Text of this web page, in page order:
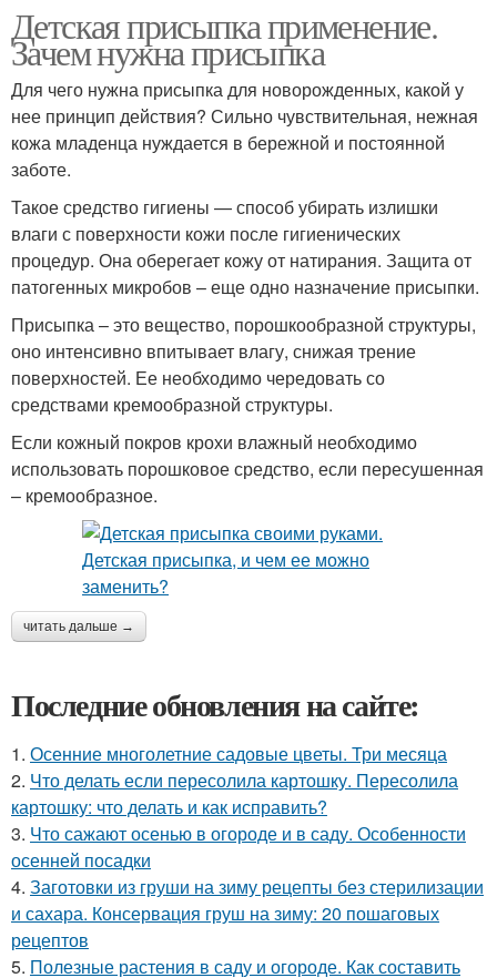
Детская присыпка применение.
Зачем нужна присыпка
Для чего нужна присыпка для новорожденных, какой у
нее принцип действия? Сильно чувствительная, нежная
кожа младенца нуждается в бережной и постоянной
заботе.
Такое средство гигиены — способ убирать излишки
влаги с поверхности кожи после гигиенических
процедур. Она оберегает кожу от натирания. Защита от
патогенных микробов – еще одно назначение присыпки.
Присыпка – это вещество, порошкообразной структуры,
оно интенсивно впитывает влагу, снижая трение
поверхностей. Ее необходимо чередовать со
средствами кремообразной структуры.
Если кожный покров крохи влажный необходимо
использовать порошковое средство, если пересушенная
– кремообразное.
читать дальше →
Последние обновления на сайте:
1. Осенние многолетние садовые цветы. Три месяца
2. Что делать если пересолила картошку. Пересолила
картошку: что делать и как исправить?
3. Что сажают осенью в огороде и в саду. Особенности
осенней посадки
4. Заготовки из груши на зиму рецепты без стерилизации
и сахара. Консервация груш на зиму: 20 пошаговых
рецептов
5. Полезные растения в саду и огороде. Как составить